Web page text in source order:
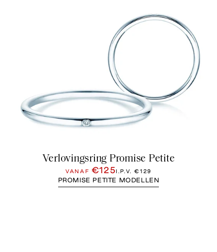
Verlovingsring Promise Petite
VANAF €125I.P.V.€129
PROMISE PETITE MODELLEN